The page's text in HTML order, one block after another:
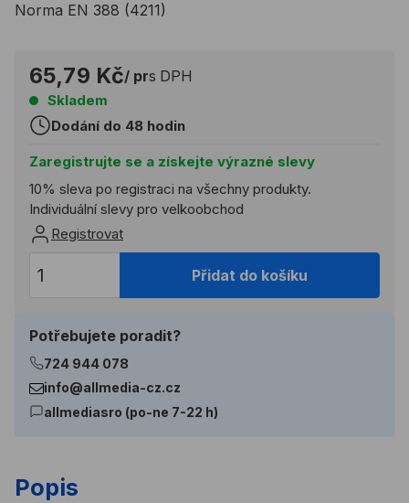
Norma EN 388 (4211)
65,79 Kč/ prs DPH
Skladem
Dodání do 48 hodin
Zaregistrujte se a získejte výrazné slevy
10% sleva po registraci na všechny produkty.
Individuální slevy pro velkoobchod
Registrovat
Přidat do košíku
Potřebujete poradit?
724 944 078
info@allmedia-cz.cz
allmediasro (po-ne 7-22 h)
Popis